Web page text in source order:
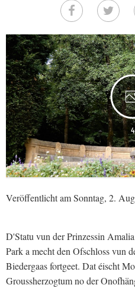
4
Veröffentlicht am Sonntag, 2.
D'Statu vun der Prinzessin
Park a mecht den Ofschloss vun
Biedergaas fortgeet. Dat éischt
Groussherzogtum no der